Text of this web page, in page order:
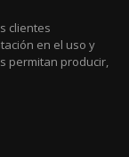
clientes
en el uso y
permitan producir,